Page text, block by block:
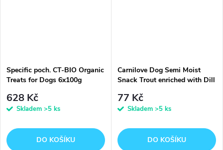
Specific poch. CT-BIO Organic
Treats for Dogs 6x100g
628 Kč
Skladem >5 ks
DO KOŠÍKU
Carnilove Dog Semi Moist
Snack Trout enriched with Dill
77 Kč
Skladem >5 ks
DO KOŠÍKU